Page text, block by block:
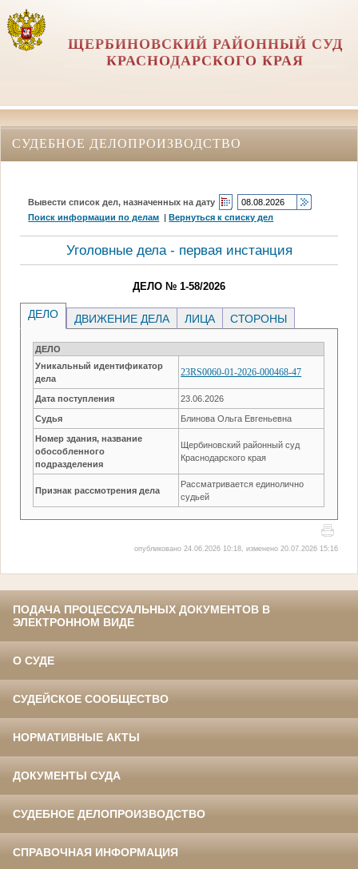
ЩЕРБИНОВСКИЙ РАЙОННЫЙ СУД
КРАСНОДАРСКОГО КРАЯ
СУДЕБНОЕ ДЕЛОПРОИЗВОДСТВО
Вывести список дел, назначенных на дату
Поиск информации по делам |Вернуться к списку дел
Уголовные дела - первая инстанция
ДЕЛО № 1-58/2026
ДЕЛО ДВИЖЕНИЕ ДЕЛА ЛИЦА СТОРОНЫ
ДЕЛО
Уникальный идентификатор
дела
23RS0060-01-2026-000468-47
Дата поступления 23.06.2026
Судья Блинова Ольга Евгеньевна
Номер здания, название
обособленного
подразделения
Щербиновский районный суд
Краснодарского края
Признак рассмотрения дела
Рассматривается единолично
судьей
опубликовано 24.06.2026 10:18, изменено 20.07.2026 15:16
ПОДАЧА ПРОЦЕССУАЛЬНЫХ ДОКУМЕНТОВ В
ЭЛЕКТРОННОМ ВИДЕ
О СУДЕ
СУДЕЙСКОЕ СООБЩЕСТВО
НОРМАТИВНЫЕ АКТЫ
ДОКУМЕНТЫ СУДА
СУДЕБНОЕ ДЕЛОПРОИЗВОДСТВО
СПРАВОЧНАЯ ИНФОРМАЦИЯ